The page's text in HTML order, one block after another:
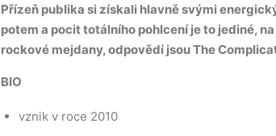
Přízeň publika si získali hlavně svými
potem a pocit totálního pohlcení je to jediné,
rockové mejdany, odpovědí jsou The
BIO
vznik v roce 2010